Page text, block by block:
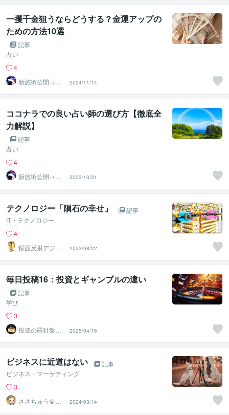
一攫千金狙うならどうする？金運アップの
ための方法10選
記事
占い
4
新施術公開→≪
相手意識強制変
化≫◆星桜龍
2024/11/14
ココナラでの良い占い師の選び方【徹底全
力解説】
記事
占い
4
新施術公開→≪
相手意識強制変
化≫◆星桜龍
2023/10/31
テクノロジー「隕石の幸せ」
記事
IT・テクノロジー
4
鏡面反射デジタ
ルアート製作所
（鈴木穣）
2023/08/22
毎日投稿16：投資とギャンブルの違い
記事
学び
3
投資の羅針盤＠F
IRE案内人
2025/04/16
ビジネスに近道はない
記事
ビジネス・マーケティング
3
ささちゅう＠集
客コンサル25年
目
2024/03/14